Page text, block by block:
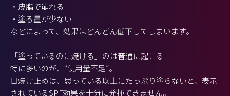
・皮脂で崩れる
・塗る量が少ない
などによって、効果はどんどん低下してしまいます。
「塗っているのに焼ける」のは普通に起こる
特に多いのが、“使用量不足”。
日焼け止めは、思っている以上にたっぷり塗らないと、表示
されているSPF効果を十分に発揮できません。